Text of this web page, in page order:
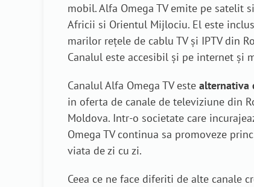
mobil. Alfa Omega TV emite pe satelit
Africii si Orientul Mijlociu. El este
marilor rețele de cablu TV și IPTV din
Canalul este accesibil și pe internet și
Canalul Alfa Omega TV este alternativa
in oferta de canale de televiziune din
Moldova. Intr-o societate care
Omega TV continua sa promoveze
viata de zi cu zi.
Ceea ce ne face diferiti de alte canale